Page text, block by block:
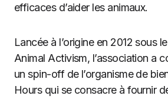
efficaces d’aider les animaux.
Lancée à l’origine en 2012 sous
Animal Activism, l’association a
un spin-off de l’organisme de
Hours qui se consacre à fournir